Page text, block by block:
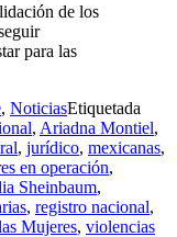
de los
para las
, NoticiasEtiquetada
, Ariadna Montiel,
, jurídico, mexicanas,
en operación,
Sheinbaum,
, registro nacional,
Mujeres, violencias